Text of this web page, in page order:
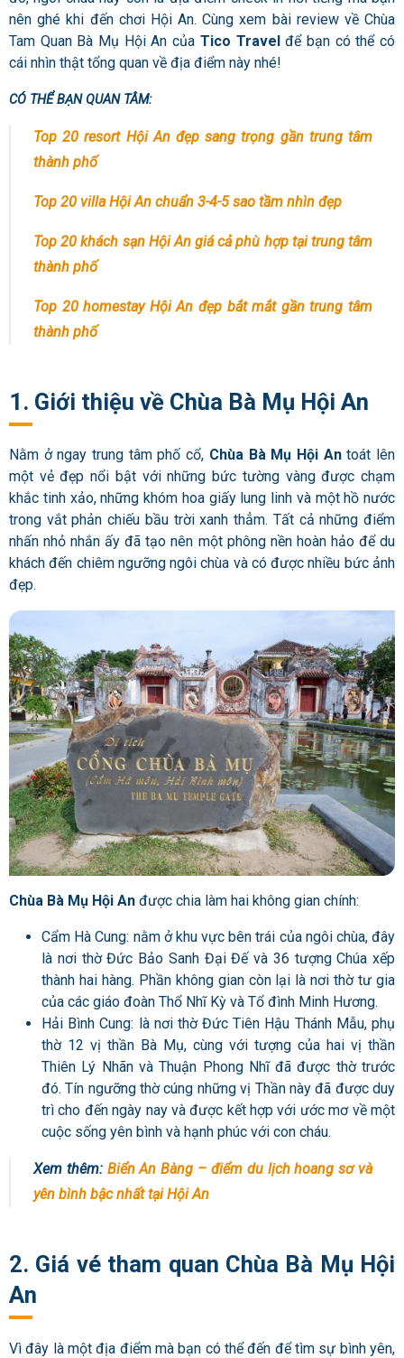
nên ghé khi đến chơi Hội An. Cùng xem bài review về Chùa
Tam Quan Bà Mụ Hội An của Tico Travel để bạn có thể có
cái nhìn thật tổng quan về địa điểm này nhé!
CÓ THỂ BẠN QUAN TÂM:
Top 20 resort Hội An đẹp sang trọng gần trung tâm
thành phố
Top 20 villa Hội An chuẩn 3-4-5 sao tầm nhìn đẹp
Top 20 khách sạn Hội An giá cả phù hợp tại trung tâm
thành phố
Top 20 homestay Hội An đẹp bắt mắt gần trung tâm
thành phố
1. Giới thiệu về Chùa Bà Mụ Hội An
Nằm ở ngay trung tâm phố cổ, Chùa Bà Mụ Hội Antoát lên
một vẻ đẹp nổi bật với những bức tường vàng được chạm
khắc tinh xảo, những khóm hoa giấy lung linh và một hồ nước
trong vắt phản chiếu bầu trời xanh thẳm. Tất cả những điểm
nhấn nhỏ nhắn ấy đã tạo nên một phông nền hoàn hảo để du
khách đến chiêm ngưỡng ngôi chùa và có được nhiều bức ảnh
đẹp.
Chùa Bà Mụ Hội An được chia làm hai không gian chính:
Cẩm Hà Cung: nằm ở khu vực bên trái của ngôi chùa, đây
là nơi thờ Đức Bảo Sanh Đại Đế và 36 tượng Chúa xếp
thành hai hàng. Phần không gian còn lại là nơi thờ tư gia
của các giáo đoàn Thổ Nhĩ Kỳ và Tổ đình Minh Hương.
Hải Bình Cung: là nơi thờ Đức Tiên Hậu Thánh Mẫu, phụ
thờ 12 vị thần Bà Mụ, cùng với tượng của hai vị thần
Thiên Lý Nhãn và Thuận Phong Nhĩ đã được thờ trước
đó. Tín ngưỡng thờ cúng những vị Thần này đã được duy
trì cho đến ngày nay và được kết hợp với ước mơ về một
cuộc sống yên bình và hạnh phúc với con cháu.
Xem thêm: Biển An Bàng – điểm du lịch hoang sơ và
yên bình bậc nhất tại Hội An
2. Giá vé tham quan Chùa Bà Mụ Hội
An
Vì đây là một địa điểm mà bạn có thể đến để tìm sự bình yên,